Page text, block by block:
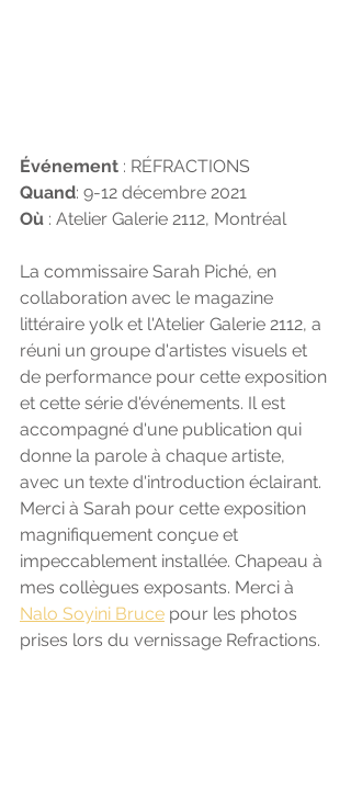
Événement : RÉFRACTIONS
Quand: 9-12 décembre 2021
Où : Atelier Galerie 2112, Montréal
La commissaire Sarah Piché, en
collaboration avec le magazine
littéraire yolk et l'Atelier Galerie 2112, a
réuni un groupe d'artistes visuels et
de performance pour cette exposition
et cette série d'événements. Il est
accompagné d'une publication qui
donne la parole à chaque artiste,
avec un texte d'introduction éclairant.
Merci à Sarah pour cette exposition
magnifiquement conçue et
impeccablement installée. Chapeau à
mes collègues exposants. Merci à
Nalo Soyini Bruce pour les photos
prises lors du vernissage Refractions.